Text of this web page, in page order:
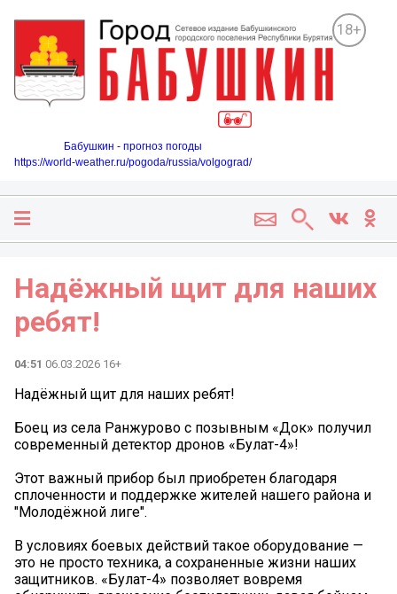
18+
Бабушкин - прогноз погоды
https://world-weather.ru/pogoda/russia/volgograd/
Надёжный щит для наших
ребят!
04:51 06.03.2026 16+
Надёжный щит для наших ребят!
Боец из села Ранжурово с позывным «Док» получил
современный детектор дронов «Булат-4»!
Этот важный прибор был приобретен благодаря
сплоченности и поддержке жителей нашего района и
"Молодёжной лиге".
В условиях боевых действий такое оборудование —
это не просто техника, а сохраненные жизни наших
защитников. «Булат-4» позволяет вовремя